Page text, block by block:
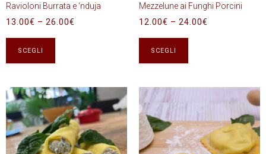
Ravioloni Burrata e ‘nduja
13.00€ – 26.00€
SCEGLI
Mezzelune ai Funghi Porcini
12.00€ – 24.00€
SCEGLI